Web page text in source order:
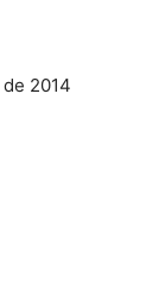
2014